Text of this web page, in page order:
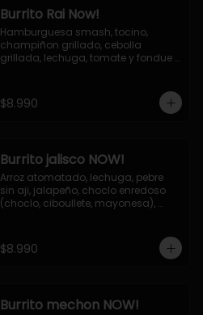
Burrito Rai Now!
Hamburguesa smash, tocino,
champiñon grillado, cebolla
grillada, lechuga, tomate y fondue
$8.990
Burrito jalisco NOW!
Arroz atomatado, lechuga, pebre
sin aji, jalapeño, choclo enredoso
(choclo, ciboullete, mayonesa),
$8.990
Burrito mechon NOW!